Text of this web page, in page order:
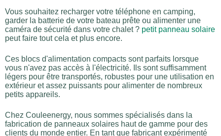
Vous souhaitez recharger votre téléphone en camping,
garder la batterie de votre bateau prête ou alimenter une
caméra de sécurité dans votre chalet ? petit panneau solaire
peut faire tout cela et plus encore.
Ces blocs d'alimentation compacts sont parfaits lorsque
vous n'avez pas accès à l'électricité. Ils sont suffisamment
légers pour être transportés, robustes pour une utilisation en
extérieur et assez puissants pour alimenter de nombreux
petits appareils.
Chez Couleenergy, nous sommes spécialisés dans la
fabrication de panneaux solaires haut de gamme pour des
clients du monde entier. En tant que fabricant expérimenté